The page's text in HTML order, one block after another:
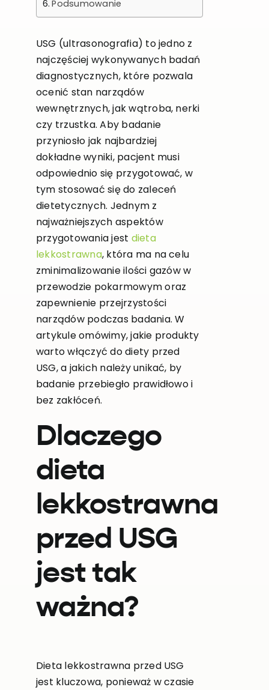
Podsumowanie
USG (ultrasonografia) to jedno z
najczęściej wykonywanych badań
diagnostycznych, które pozwala
ocenić stan narządów
wewnętrznych, jak wątroba, nerki
czy trzustka. Aby badanie
przyniosło jak najbardziej
dokładne wyniki, pacjent musi
odpowiednio się przygotować, w
tym stosować się do zaleceń
dietetycznych. Jednym z
najważniejszych aspektów
przygotowania jest dieta
lekkostrawna, która ma na celu
zminimalizowanie ilości gazów w
przewodzie pokarmowym oraz
zapewnienie przejrzystości
narządów podczas badania. W
artykule omówimy, jakie produkty
warto włączyć do diety przed
USG, a jakich należy unikać, by
badanie przebiegło prawidłowo i
bez zakłóceń.
Dlaczego
dieta
lekkostrawna
przed USG
jest tak
ważna?
Dieta lekkostrawna przed USG
jest kluczowa, ponieważ w czasie